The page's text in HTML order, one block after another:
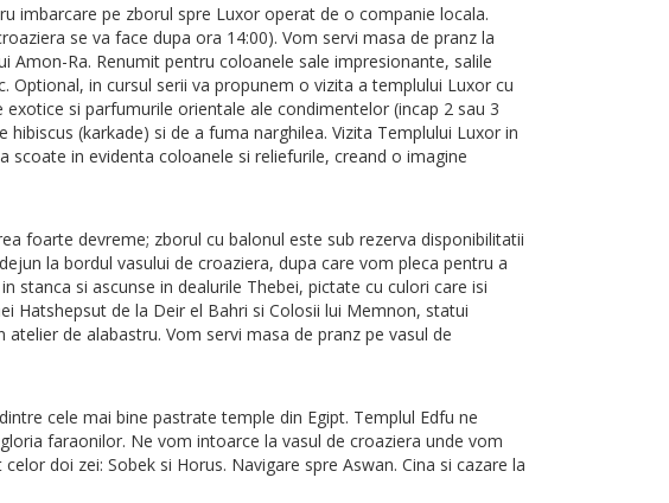
imbarcare pe zborul spre Luxor operat de o companie locala.
se va face dupa ora 14:00). Vom servi masa de pranz la
Ra. Renumit pentru coloanele sale impresionante, salile
in cursul serii va propunem o vizita a templului Luxor cu
si parfumurile orientale ale condimentelor (incap 2 sau 3
(karkade) si de a fuma narghilea. Vizita Templului Luxor in
in evidenta coloanele si reliefurile, creand o imagine
foarte devreme; zborul cu balonul este sub rezerva disponibilitatii
la bordul vasului de croaziera, dupa care vom pleca pentru a
stanca si ascunse in dealurile Thebei, pictate cu culori care isi
Hatshepsut de la Deir el Bahri si Colosii lui Memnon, statui
de alabastru. Vom servi masa de pranz pe vasul de
cele mai bine pastrate temple din Egipt. Templul Edfu ne
faraonilor. Ne vom intoarce la vasul de croaziera unde vom
doi zei: Sobek si Horus. Navigare spre Aswan. Cina si cazare la